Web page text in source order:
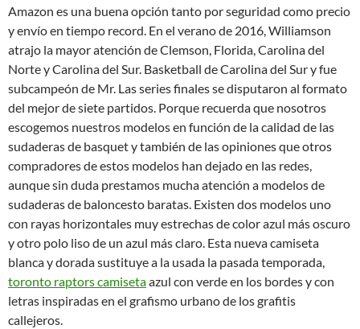
Amazon es una buena opción tanto por seguridad como precio
y envío en tiempo record. En el verano de 2016, Williamson
atrajo la mayor atención de Clemson, Florida, Carolina del
Norte y Carolina del Sur. Basketball de Carolina del Sur y fue
subcampeón de Mr. Las series finales se disputaron al formato
del mejor de siete partidos. Porque recuerda que nosotros
escogemos nuestros modelos en función de la calidad de las
sudaderas de basquet y también de las opiniones que otros
compradores de estos modelos han dejado en las redes,
aunque sin duda prestamos mucha atención a modelos de
sudaderas de baloncesto baratas. Existen dos modelos uno
con rayas horizontales muy estrechas de color azul más oscuro
y otro polo liso de un azul más claro. Esta nueva camiseta
blanca y dorada sustituye a la usada la pasada temporada,
toronto raptors camisetaazul con verde en los bordes y con
letras inspiradas en el grafismo urbano de los grafitis
callejeros.